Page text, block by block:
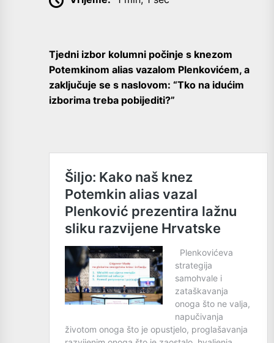
Tjedni izbor kolumni počinje s knezom
Potemkinom alias vazalom Plenkovićem, a
zaključuje se s naslovom: “Tko na idućim
izborima treba pobijediti?”